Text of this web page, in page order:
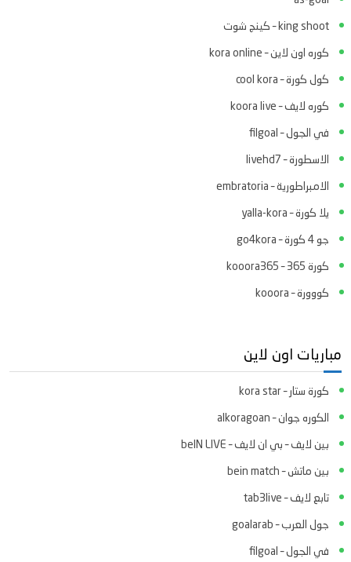
king shoot – كينج شوت
كوره اون لاين – kora online
كول كورة – cool kora
كوره لايف – koora live
في الجول – filgoal
الاسطورة – livehd7
الامبراطورية – embratoria
يلا كورة – yalla-kora
جو 4 كورة – go4kora
كورة 365 – kooora365
كووورة – kooora
مباريات اون لاين
كورة ستار – kora star
الكوره جوان – alkoragoan
بين لايف – بي ان لايف – beIN LIVE
بين ماتش – bein match
تابع لايف – tab3live
جول العرب – goalarab
في الجول – filgoal